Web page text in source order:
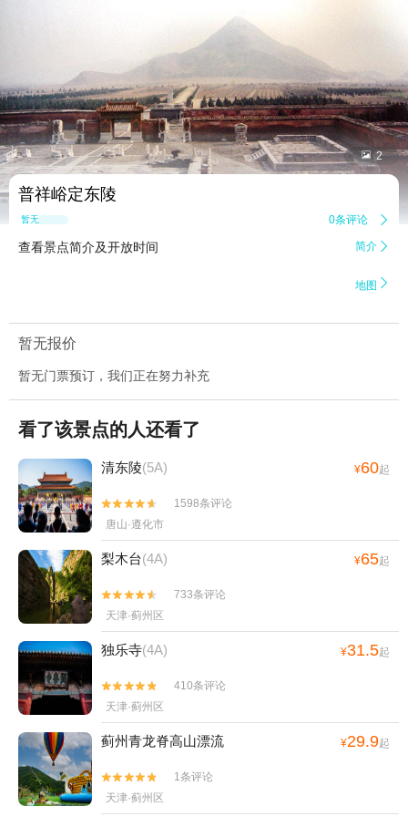
 2
普祥峪定东陵
暂无点评 0条评论 
查看景点简介及开放时间 简介 
地图 
暂无报价
暂无门票预订，我们正在努力补充
看了该景点的人还看了
清东陵(5A) ¥60起


1598条评论
唐山·遵化市
梨木台(4A) ¥65起


733条评论
天津·蓟州区
独乐寺(4A) ¥31.5起


410条评论
天津·蓟州区
蓟州青龙脊高山漂流 ¥29.9起


1条评论
天津·蓟州区